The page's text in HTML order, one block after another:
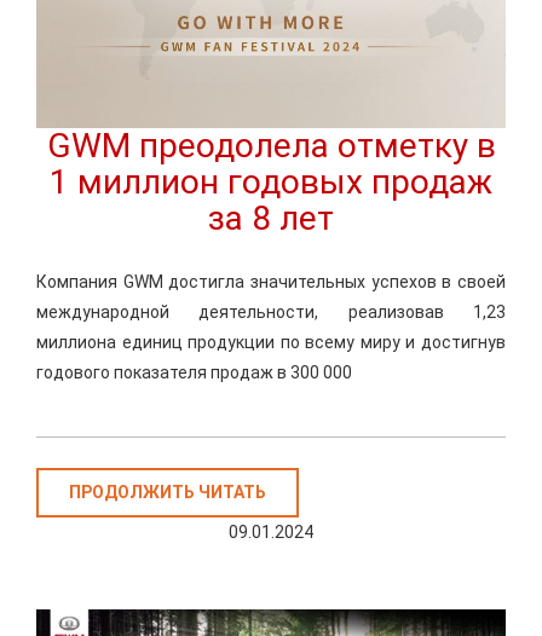
GWM преодолела отметку в
1 миллион годовых продаж
за 8 лет
Компания GWM достигла значительных успехов в своей
международной деятельности, реализовав 1,23
миллиона единиц продукции по всему миру и достигнув
годового показателя продаж в 300 000
ПРОДОЛЖИТЬ ЧИТАТЬ
09.01.2024